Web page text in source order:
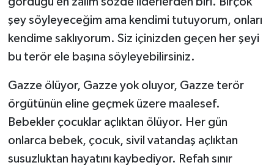
şey söyleyeceğim ama kendimi tutuyorum, onları
kendime saklıyorum. Siz içinizden geçen her şeyi
bu terör ele başına söyleyebilirsiniz.
Gazze ölüyor, Gazze yok oluyor, Gazze terör
örgütünün eline geçmek üzere maalesef.
Bebekler çocuklar açlıktan ölüyor. Her gün
onlarca bebek, çocuk, sivil vatandaş açlıktan
susuzluktan hayatını kaybediyor. Refah sınır